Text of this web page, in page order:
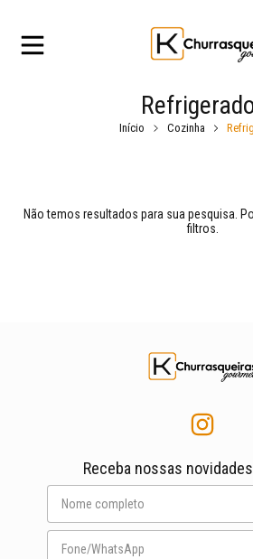
Início Cozinha
Não temos resultados para sua pesquisa.
filtros.
Receba nossas